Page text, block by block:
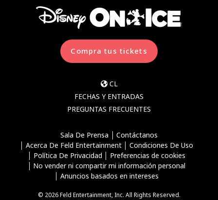
Compra tus tickets
CL
FECHAS Y ENTRADAS
PREGUNTAS FRECUENTES
Sala De Prensa
Contáctanos
Acerca De Feld Entertainment
Condiciones De Uso
Política De Privacidad
Preferencias de cookies
No vender ni compartir mi información personal
Anuncios basados en intereses
© 2026 Feld Entertainment, Inc. All Rights Reserved.